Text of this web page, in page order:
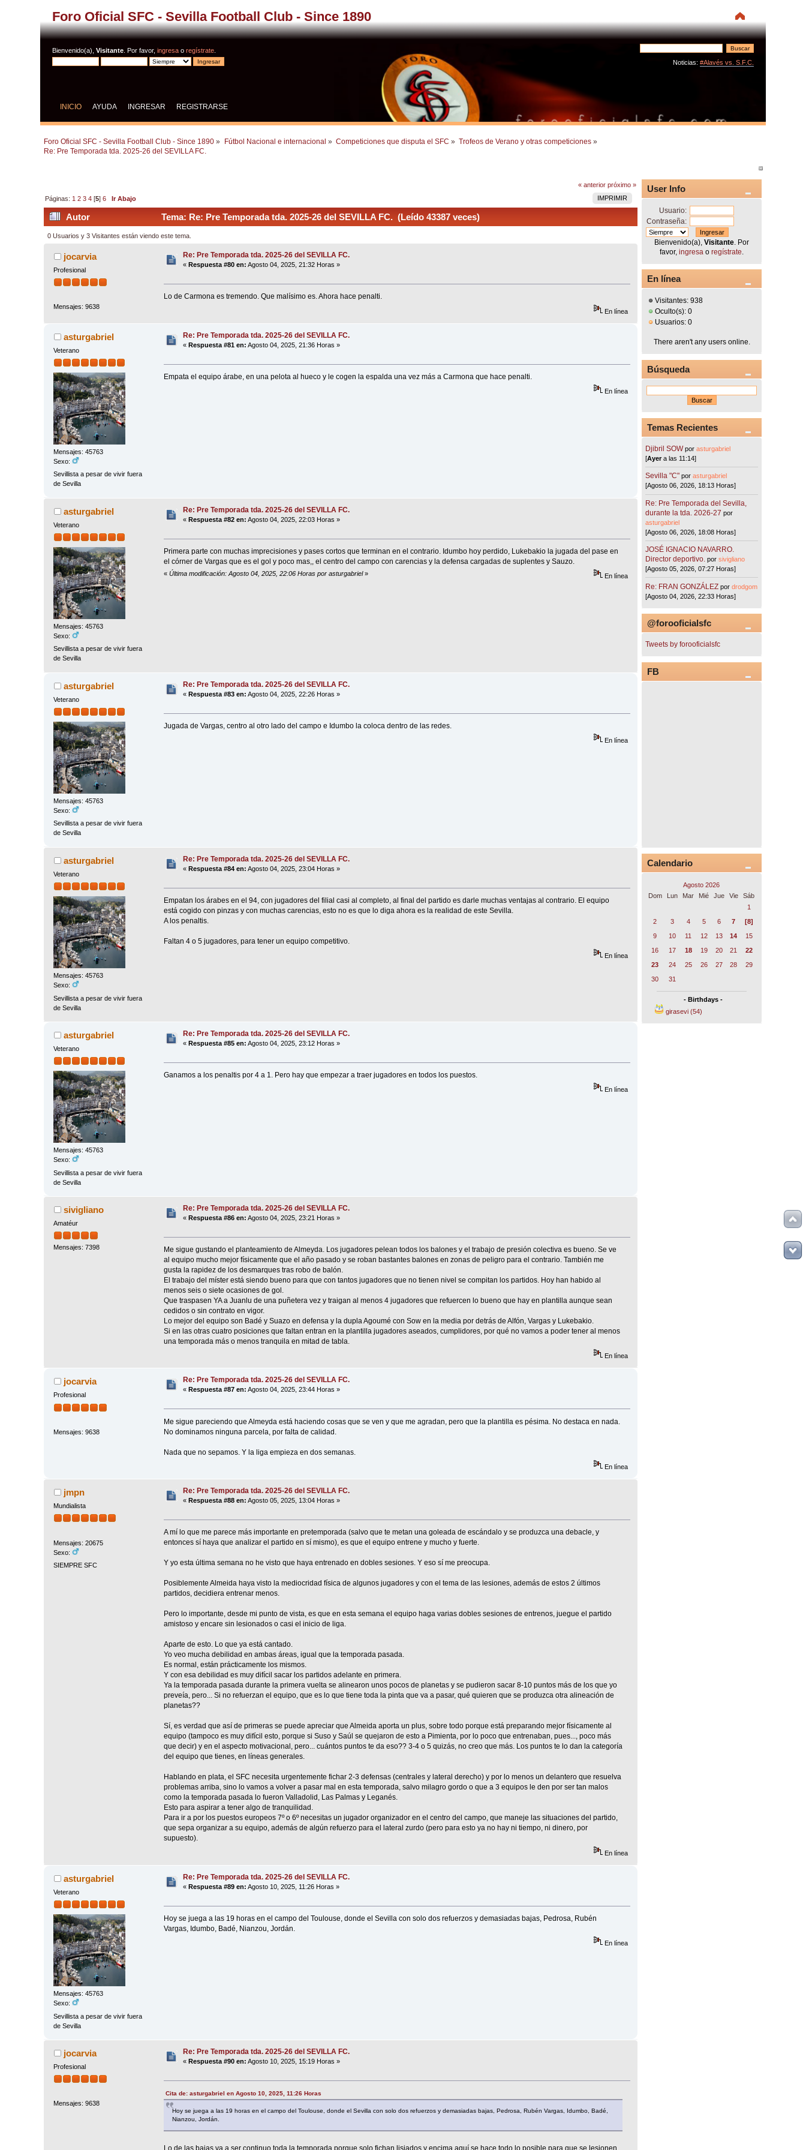
Foro Oficial SFC - Sevilla Football Club - Since 1890
Bienvenido(a),Visitante . Por favor,ingresa oregístrate
Noticias: #Alavés vs. S.F.C.
INICIO AYUDA INGRESAR REGISTRARSE
Foro Oficial SFC - Sevilla Football Club - Since 1890 » Fútbol Nacional e internacional » Competiciones que disputa el SFC » Trofeos de Verano y otras competiciones »
Re: Pre Temporada tda. 2025-26 del SEVILLA FC.
« anterior próximo »
IMPRIMIR
Páginas: 1 2 3 4 [5]6 Ir Abajo
Autor Tema: Re: Pre Temporada tda. 2025-26 del SEVILLA FC. (Leído 43387 veces)
0 Usuarios y 3 Visitantes están viendo este tema.
jocarvia
Profesional
Mensajes: 9638
Re: Pre Temporada tda. 2025-26 del SEVILLA FC.
«Respuesta #80 en: Agosto 04, 2025, 21:32 Horas »
Lo de Carmona es tremendo. Que malísimo es. Ahora hace penalti.
En línea
asturgabriel
Veterano
Mensajes: 45763
Sexo:
Sevillista a pesar de vivir fuera
de Sevilla
Re: Pre Temporada tda. 2025-26 del SEVILLA FC.
«Respuesta #81 en: Agosto 04, 2025, 21:36 Horas »
Empata el equipo árabe, en una pelota al hueco y le cogen la espalda una vez más a Carmona que hace penalti.
En línea
asturgabriel
Veterano
Mensajes: 45763
Sexo:
Sevillista a pesar de vivir fuera
de Sevilla
Re: Pre Temporada tda. 2025-26 del SEVILLA FC.
«Respuesta #82 en: Agosto 04, 2025, 22:03 Horas »
Primera parte con muchas imprecisiones y pases cortos que terminan en el contrario. Idumbo hoy perdido, Lukebakio la jugada del pase en
el córner de Vargas que es el gol y poco mas,, el centro del campo con carencias y la defensa cargadas de suplentes y Sauzo.
« Última modificación: Agosto 04, 2025, 22:06 Horas por asturgabriel» En línea
asturgabriel
Veterano
Mensajes: 45763
Sexo:
Sevillista a pesar de vivir fuera
de Sevilla
Re: Pre Temporada tda. 2025-26 del SEVILLA FC.
«Respuesta #83 en: Agosto 04, 2025, 22:26 Horas »
Jugada de Vargas, centro al otro lado del campo e Idumbo la coloca dentro de las redes.
En línea
asturgabriel
Veterano
Mensajes: 45763
Sexo:
Sevillista a pesar de vivir fuera
de Sevilla
Re: Pre Temporada tda. 2025-26 del SEVILLA FC.
«Respuesta #84 en: Agosto 04, 2025, 23:04 Horas »
Empatan los árabes en el 94, con jugadores del filial casi al completo, al final del partido es darle muchas ventajas al contrario. El equipo
está cogido con pinzas y con muchas carencias, esto no es que lo diga ahora es la realidad de este Sevilla.
A los penaltis.
Faltan 4 o 5 jugadores, para tener un equipo competitivo.
En línea
asturgabriel
Veterano
Mensajes: 45763
Sexo:
Sevillista a pesar de vivir fuera
de Sevilla
Re: Pre Temporada tda. 2025-26 del SEVILLA FC.
«Respuesta #85 en: Agosto 04, 2025, 23:12 Horas »
Ganamos a los penaltis por 4 a 1. Pero hay que empezar a traer jugadores en todos los puestos.
En línea
sivigliano
Amatéur
Mensajes: 7398
Re: Pre Temporada tda. 2025-26 del SEVILLA FC.
«Respuesta #86 en: Agosto 04, 2025, 23:21 Horas »
Me sigue gustando el planteamiento de Almeyda. Los jugadores pelean todos los balones y el trabajo de presión colectiva es bueno. Se ve
al equipo mucho mejor físicamente que el año pasado y se roban bastantes balones en zonas de peligro para el contrario. También me
gusta la rapidez de los desmarques tras robo de balón.
El trabajo del míster está siendo bueno para que con tantos jugadores que no tienen nivel se compitan los partidos. Hoy han habido al
menos seis o siete ocasiones de gol.
Que traspasen YA a Juanlu de una puñetera vez y traigan al menos 4 jugadores que refuercen lo bueno que hay en plantilla aunque sean
cedidos o sin contrato en vigor.
Lo mejor del equipo son Badé y Suazo en defensa y la dupla Agoumé con Sow en la media por detrás de Alfón, Vargas y Lukebakio.
Si en las otras cuatro posiciones que faltan entran en la plantilla jugadores aseados, cumplidores, por qué no vamos a poder tener al menos
una temporada más o menos tranquila en mitad de tabla.
En línea
jocarvia
Profesional
Mensajes: 9638
Re: Pre Temporada tda. 2025-26 del SEVILLA FC.
« Respuesta #87 en: Agosto 04, 2025, 23:44 Horas »
Me sigue pareciendo que Almeyda está haciendo cosas que se ven y que me agradan, pero que la plantilla es pésima. No destaca en nada.
No dominamos ninguna parcela, por falta de calidad.
Nada que no sepamos. Y la liga empieza en dos semanas.
En línea
jmpn
Mundialista
Mensajes: 20675
Sexo:
SIEMPRE SFC
Re: Pre Temporada tda. 2025-26 del SEVILLA FC.
«Respuesta #88 en: Agosto 05, 2025, 13:04 Horas »
A mí lo que me parece más importante en pretemporada (salvo que te metan una goleada de escándalo y se produzca una debacle, y
entonces sí haya que analizar el partido en sí mismo), es que el equipo entrene y mucho y fuerte.
Y yo esta última semana no he visto que haya entrenado en dobles sesiones. Y eso sí me preocupa.
Posiblemente Almeida haya visto la mediocridad física de algunos jugadores y con el tema de las lesiones, además de estos 2 últimos
partidos, decidiera entrenar menos.
Pero lo importante, desde mi punto de vista, es que en esta semana el equipo haga varias dobles sesiones de entrenos, juegue el partido
amistoso y encare sin lesionados o casi el inicio de liga.
Aparte de esto. Lo que ya está cantado.
Yo veo mucha debilidad en ambas áreas, igual que la temporada pasada.
Es normal, están prácticamente los mismos.
Y con esa debilidad es muy difícil sacar los partidos adelante en primera.
Ya la temporada pasada durante la primera vuelta se alinearon unos pocos de planetas y se pudieron sacar 8-10 puntos más de los que yo
preveía, pero... Si no refuerzan el equipo, que es lo que tiene toda la pinta que va a pasar, qué quieren que se produzca otra alineación de
planetas??
Sí, es verdad que así de primeras se puede apreciar que Almeida aporta un plus, sobre todo porque está preparando mejor físicamente al
equipo (tampoco es muy difícil esto, porque si Suso y Saúl se quejaron de esto a Pimienta, por lo poco que entrenaban, pues..., poco más
que decir) y en el aspecto motivacional, pero... cuántos puntos te da eso?? 3-4 o 5 quizás, no creo que más. Los puntos te lo dan la categoría
del equipo que tienes, en líneas generales.
Hablando en plata, el SFC necesita urgentemente fichar 2-3 defensas (centrales y lateral derecho) y por lo menos un delantero que resuelva
problemas arriba, sino lo vamos a volver a pasar mal en esta temporada, salvo milagro gordo o que a 3 equipos le den por ser tan malos
como la temporada pasada lo fueron Valladolid, Las Palmas y Leganés.
Esto para aspirar a tener algo de tranquilidad.
Para ir a por los puestos europeos 7º o 6º necesitas un jugador organizador en el centro del campo, que maneje las situaciones del partido,
que sepa organizar a su equipo, además de algún refuerzo para el lateral zurdo (pero para esto ya no hay ni tiempo, ni dinero, por
supuesto).
En línea
asturgabriel
Veterano
Mensajes: 45763
Sexo:
Sevillista a pesar de vivir fuera
de Sevilla
Re: Pre Temporada tda. 2025-26 del SEVILLA FC.
«Respuesta #89 en: Agosto 10, 2025, 11:26 Horas »
Hoy se juega a las 19 horas en el campo del Toulouse, donde el Sevilla con solo dos refuerzos y demasiadas bajas, Pedrosa, Rubén
Vargas, Idumbo, Badé, Nianzou, Jordán.
En línea
jocarvia
Profesional
Mensajes: 9638
Re: Pre Temporada tda. 2025-26 del SEVILLA FC.
«Respuesta #90 en: Agosto 10, 2025, 15:19 Horas »
Cita de: asturgabriel en Agosto 10, 2025, 11:26 Horas
Hoy se juega a las 19 horas en el campo del Toulouse, donde el Sevilla con solo dos refuerzos y demasiadas bajas, Pedrosa, Rubén Vargas, Idumbo, Badé,
Nianzou, Jordán.
Lo de las bajas va a ser continuo toda la temporada porque solo fichan lisiados y encima aquí se hace todo lo posible para que se lesionen.
User Info
Usuario:
Contraseña:
Bienvenido(a),Visitante . Por
favor,ingresa oregístrate
En línea
Visitantes: 938
Oculto(s): 0
Usuarios: 0
There aren't any users online.
Búsqueda
Temas Recientes
Djibril SOW porasturgabriel
[Ayera las 11:14]
Sevilla "C"porasturgabriel
[Agosto 06, 2026, 18:13 Horas]
Re: Pre Temporada del Sevilla,
durante la tda. 2026-27 por
asturgabriel
[Agosto 06, 2026, 18:08 Horas]
JOSÉ IGNACIO NAVARRO.
Director deportivo. porsivigliano
[Agosto 05, 2026, 07:27 Horas]
Re: FRAN GONZÁLEZ pordrodgom
[Agosto 04, 2026, 22:33 Horas]
@forooficialsfc
Tweets by forooficialsfc
FB
Calendario
Agosto 2026
Dom
Lun Mar Mié Jue Vie
Sáb
1
2
3 4 5 6 7
[8]
9
10 11 12 13 14
15
16
17 18 19 20 21
22
23
24 25 26 27 28
29
30
31
- Birthdays -
girasevi (54)